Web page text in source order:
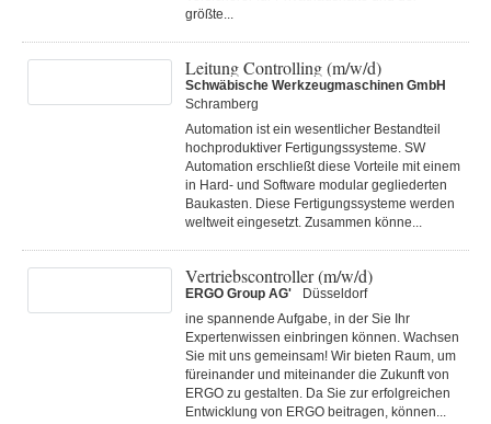
größte...
Leitung Controlling (m/w/d)
Schwäbische Werkzeugmaschinen GmbH
Schramberg
Automation ist ein wesentlicher Bestandteil
hochproduktiver Fertigungssysteme. SW
Automation erschließt diese Vorteile mit einem
in Hard- und Software modular gegliederten
Baukasten. Diese Fertigungs­systeme werden
weltweit eingesetzt. Zusammen könne...
Vertriebscontroller (m/w/d)
ERGO Group AG'
Düsseldorf
ine spannende Aufgabe, in der Sie Ihr
Expertenwissen einbringen können. Wachsen
Sie mit uns gemeinsam! Wir bieten Raum, um
füreinander und miteinander die Zukunft von
ERGO zu gestalten. Da Sie zur erfolgreichen
Entwicklung von ERGO beitragen, können...